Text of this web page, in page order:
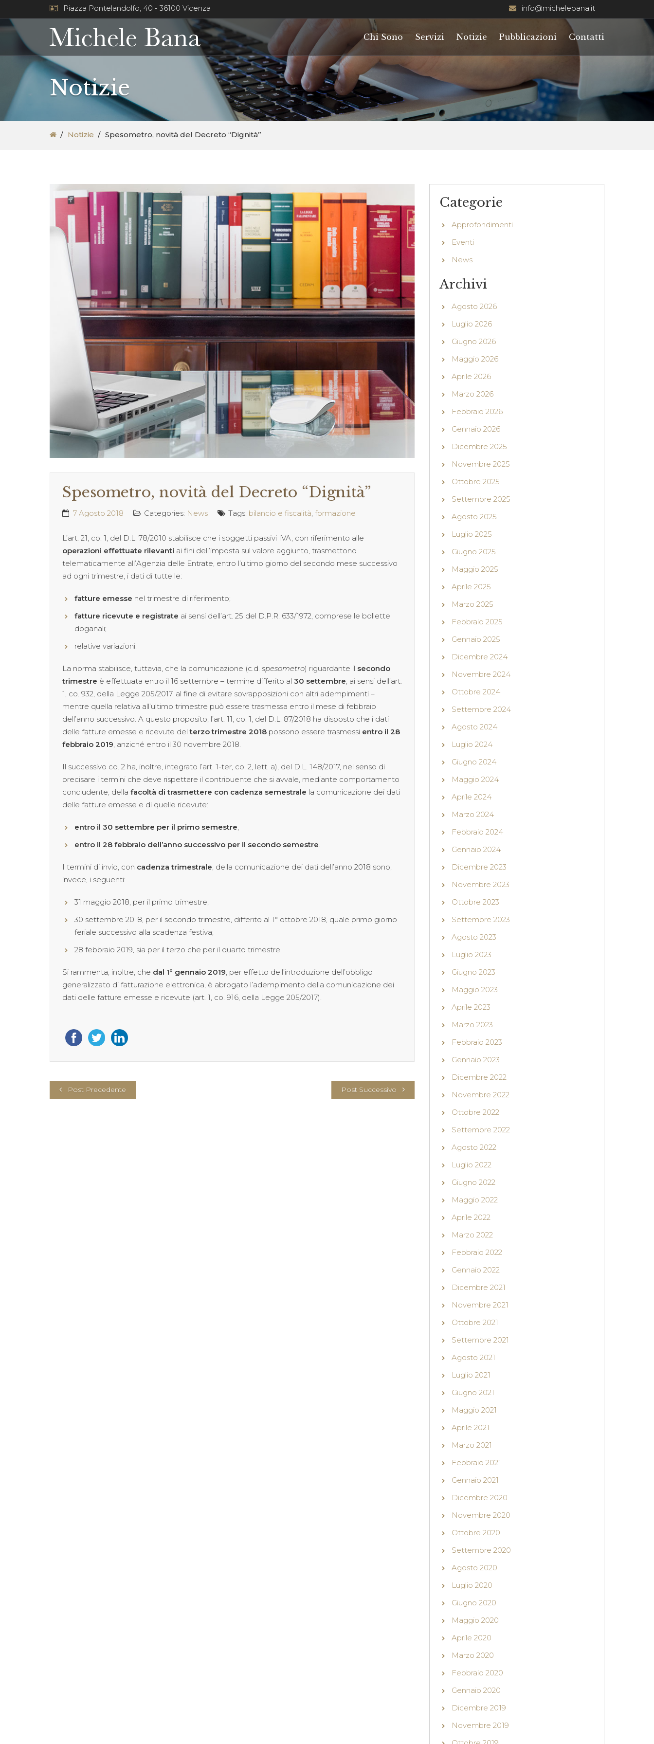
Piazza Pontelandolfo, 40 - 36100 Vicenza info@michelebana.it
Chi Sono Servizi Notizie Pubblicazioni Contatti
Notizie
Notizie Spesometro, novità del Decreto “Dignità”
Spesometro, novità del Decreto “Dignità”
7 Agosto 2018 Categories: News Tags: bilancio e fiscalità formazione
L’art. 21, co. 1, del D.L. 78/2010 stabilisce che i soggetti passivi IVA, con riferimento alle
operazioni effettuate rilevanti ai fini dell’imposta sul valore aggiunto, trasmettono
telematicamente all’Agenzia delle Entrate, entro l’ultimo giorno del secondo mese successivo
ad ogni trimestre, i dati di tutte le:
fatture emesse nel trimestre di riferimento;
fatture ricevute e registrate ai sensi dell’art. 25 del D.P.R. 633/1972, comprese le bollette
doganali;
relative variazioni.
La norma stabilisce, tuttavia, che la comunicazione (c.d. spesometro) riguardante il secondo
trimestre è effettuata entro il 16 settembre – termine differito al 30 settembre , ai sensi dell’art.
1, co. 932, della Legge 205/2017, al fine di evitare sovrapposizioni con altri adempimenti –
mentre quella relativa all’ultimo trimestre può essere trasmessa entro il mese di febbraio
dell’anno successivo. A questo proposito, l’art. 11, co. 1, del D.L. 87/2018 ha disposto che i dati
delle fatture emesse e ricevute delterzo trimestre 2018 possono essere trasmessi entro il 28
febbraio 2019 , anziché entro il 30 novembre 2018.
Il successivo co. 2 ha, inoltre, integrato l’art. 1-ter, co. 2, lett. a), del D.L. 148/2017, nel senso di
precisare i termini che deve rispettare il contribuente che si avvale, mediante comportamento
concludente, della facoltà di trasmettere con cadenza semestrale la comunicazione dei dati
delle fatture emesse e di quelle ricevute:
entro il 30 settembre per il primo semestre;
entro il 28 febbraio dell’anno successivo per il secondo semestre
I termini di invio, con cadenza trimestrale , della comunicazione dei dati dell’anno 2018 sono,
invece, i seguenti:
31 maggio 2018, per il primo trimestre;
30 settembre 2018, per il secondo trimestre, differito al 1° ottobre 2018, quale primo giorno
feriale successivo alla scadenza festiva;
28 febbraio 2019, sia per il terzo che per il quarto trimestre.
Si rammenta, inoltre, che dal 1° gennaio 2019 , per effetto dell’introduzione dell’obbligo
generalizzato di fatturazione elettronica, è abrogato l’adempimento della comunicazione dei
dati delle fatture emesse e ricevute (art. 1, co. 916, della Legge 205/2017).
Post Precedente Post Successivo
Categorie
Approfondimenti
Eventi
News
Archivi
Agosto 2026
Luglio 2026
Giugno 2026
Maggio 2026
Aprile 2026
Marzo 2026
Febbraio 2026
Gennaio 2026
Dicembre 2025
Novembre 2025
Ottobre 2025
Settembre 2025
Agosto 2025
Luglio 2025
Giugno 2025
Maggio 2025
Aprile 2025
Marzo 2025
Febbraio 2025
Gennaio 2025
Dicembre 2024
Novembre 2024
Ottobre 2024
Settembre 2024
Agosto 2024
Luglio 2024
Giugno 2024
Maggio 2024
Aprile 2024
Marzo 2024
Febbraio 2024
Gennaio 2024
Dicembre 2023
Novembre 2023
Ottobre 2023
Settembre 2023
Agosto 2023
Luglio 2023
Giugno 2023
Maggio 2023
Aprile 2023
Marzo 2023
Febbraio 2023
Gennaio 2023
Dicembre 2022
Novembre 2022
Ottobre 2022
Settembre 2022
Agosto 2022
Luglio 2022
Giugno 2022
Maggio 2022
Aprile 2022
Marzo 2022
Febbraio 2022
Gennaio 2022
Dicembre 2021
Novembre 2021
Ottobre 2021
Settembre 2021
Agosto 2021
Luglio 2021
Giugno 2021
Maggio 2021
Aprile 2021
Marzo 2021
Febbraio 2021
Gennaio 2021
Dicembre 2020
Novembre 2020
Ottobre 2020
Settembre 2020
Agosto 2020
Luglio 2020
Giugno 2020
Maggio 2020
Aprile 2020
Marzo 2020
Febbraio 2020
Gennaio 2020
Dicembre 2019
Novembre 2019